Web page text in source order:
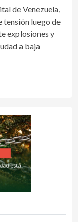
de Venezuela,
tensión luego de
explosiones y
a baja